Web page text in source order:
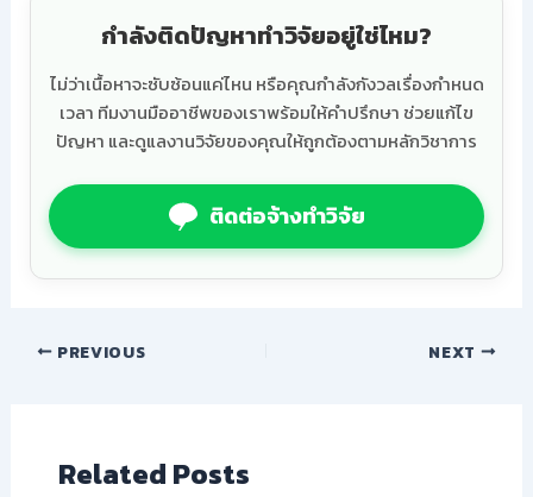
กำลังติดปัญหาทำวิจัยอยู่ใช่ไหม?
ไม่ว่าเนื้อหาจะซับซ้อนแค่ไหน หรือคุณกำลังกังวลเรื่องกำหนด
เวลา ทีมงานมืออาชีพของเราพร้อมให้คำปรึกษา ช่วยแก้ไข
ปัญหา และดูแลงานวิจัยของคุณให้ถูกต้องตามหลักวิชาการ
ติดต่อจ้างทำวิจัย
PREVIOUS NEXT
Related Posts